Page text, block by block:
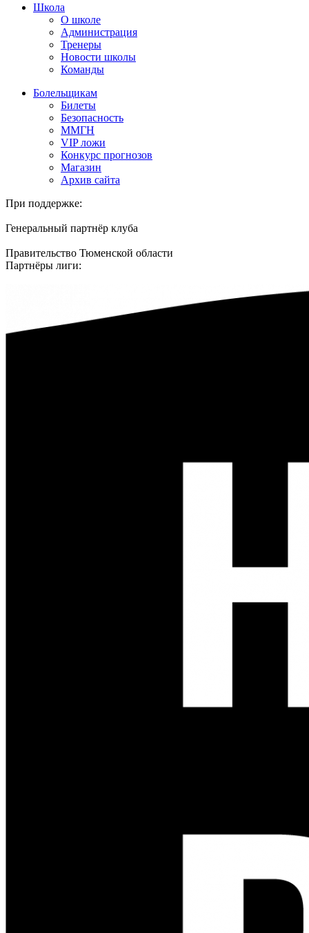
Школа
О школе
Администрация
Тренеры
Новости школы
Команды
Болельщикам
Билеты
Безопасность
ММГН
VIP ложи
Конкурс прогнозов
Магазин
Архив сайта
При поддержке:
Генеральный партнёр клуба
Правительство Тюменской области
Партнёры лиги: